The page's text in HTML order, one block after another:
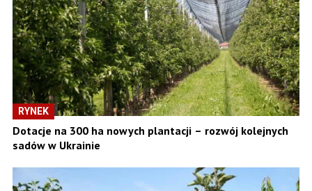
RYNEK
Dotacje na 300 ha nowych plantacji – rozwój kolejnych
sadów w Ukrainie